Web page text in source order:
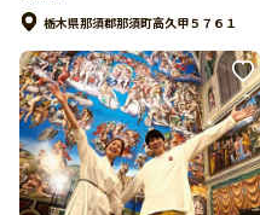
栃木県那須郡那須町高久甲５７６１